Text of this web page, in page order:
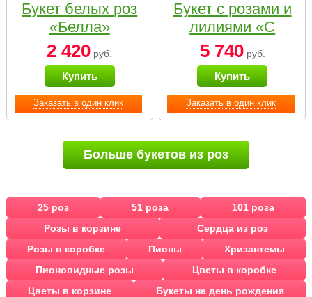
Заказать в один клик
Букет белых роз
«Белла»
2 420 руб.
Купить
Заказать в один клик
Букет с розами и
лилиями «С
наилучшими
пожеланиями»
5 740руб.
Купить
Больше букетов из роз
25 роз 51 роза
101 роза
Розы в корзине
Сердца из роз
Розы в коробке
Пионы
Хризантемы
Пионовидные розы
Цветы в коробке
Цветы в корзине
Букеты на день рождения